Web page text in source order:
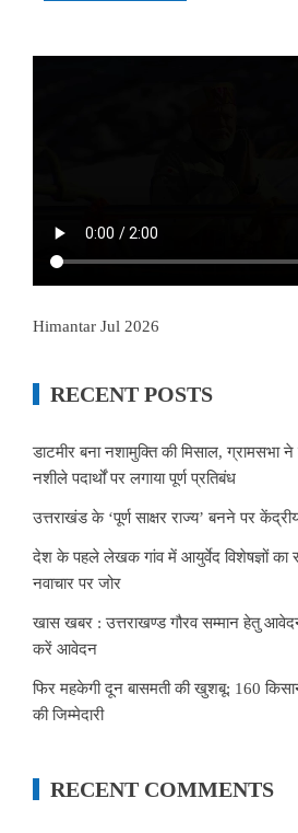
Himantar Jul 2026
RECENT POSTS
डाटमीर बना नशामुक्ति की मिसाल, ग्रामसभा
नशीले पदार्थों पर लगाया पूर्ण प्रतिबंध
उत्तराखंड के ‘पूर्ण साक्षर राज्य’ बनने पर
देश के पहले लेखक गांव में आयुर्वेद विशेषज्ञों का
नवाचार पर जोर
खास खबर : उत्तराखण्ड गौरव सम्मान हेतु
करें आवेदन
फिर महकेगी दून बासमती की खुशबू: 160
की जिम्मेदारी
RECENT COMMENTS